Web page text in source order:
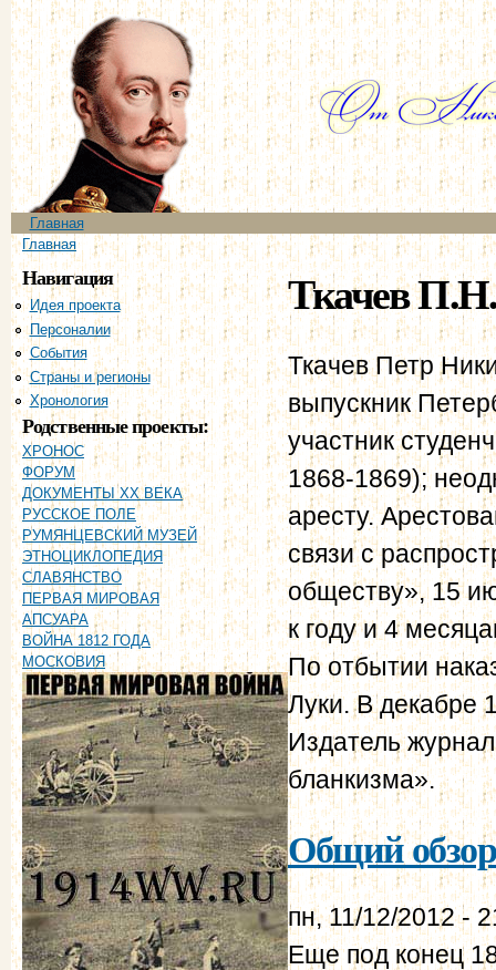
Главное меню
Главная
Вы здесь
Главная
Навигация
Идея проекта
Персоналии
События
Страны и регионы
Хронология
Родственные проекты:
ХРОНОС
ФОРУМ
ДОКУМЕНТЫ XX ВЕКА
РУССКОЕ ПОЛЕ
РУМЯНЦЕВСКИЙ МУЗЕЙ
ЭТНОЦИКЛОПЕДИЯ
СЛАВЯНСТВО
ПЕРВАЯ МИРОВАЯ
АПСУАРА
ВОЙНА 1812 ГОДА
МОСКОВИЯ
Ткачев П.Н.
Ткачев Петр
выпускник
участник
1868-1869);
аресту.
связи с
обществу», 15
к году и 4
По отбытии
Луки. В декабре
Издатель
бланкизма».
Общий обзор
пн, 11/12/2012 -
Еще под конец